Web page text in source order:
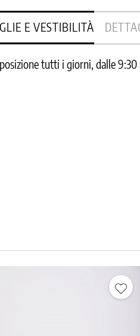
E VESTIBILITÀ
tutti i giorni, dalle 9:30